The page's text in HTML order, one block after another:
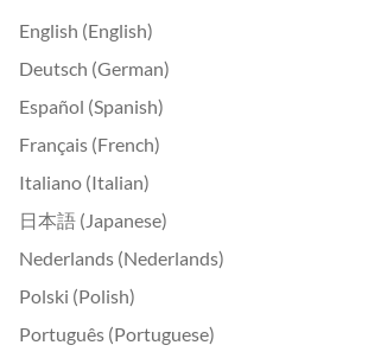
English (English)
Deutsch (German)
Español (Spanish)
Français (French)
Italiano (Italian)
日本語 (Japanese)
Nederlands (Nederlands)
Polski (Polish)
Português (Portuguese)